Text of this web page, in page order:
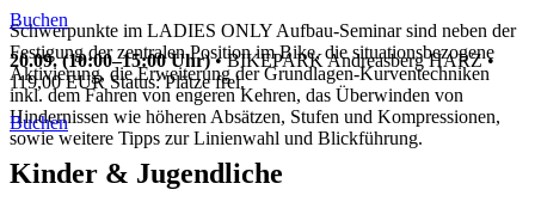
Schwerpunkte im LADIES ONLY Aufbau-Seminar sind neben der
Festigung der zentralen Position im Bike, die situationsbezogene
Aktivierung, die Erweiterung der Grundlagen-Kurventechniken
inkl. dem Fahren von engeren Kehren, das Überwinden von
Hindernissen wie höheren Absätzen, Stufen und Kompressionen,
sowie weitere Tipps zur Linienwahl und Blickführung.
Buchen
20.09. (10:00–15:00 Uhr)• BIKEPARK Andreasberg HARZ•
119,00 EUR Status: Plätze frei.
Buchen
Kinder & Jugendliche